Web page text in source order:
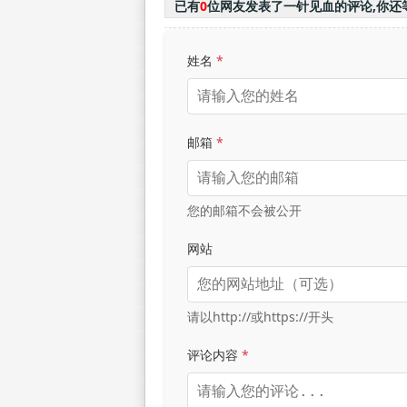
已有0位网友发表了一针见血的评论,你还
姓名 *
邮箱 *
您的邮箱不会被公开
网站
请以http://或https://开头
评论内容 *